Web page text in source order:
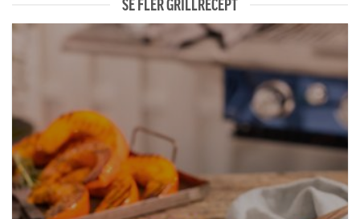
SE FLER GRILLRECEPT